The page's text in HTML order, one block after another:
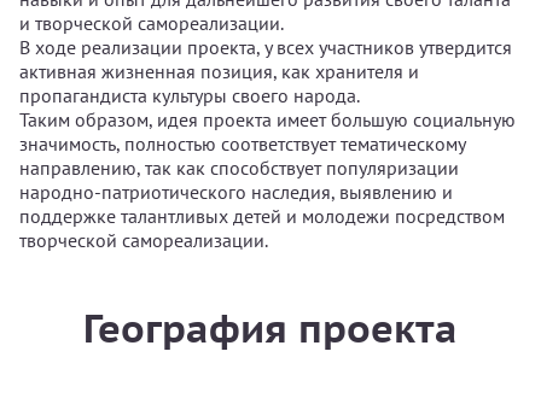
и творческой самореализации.
В ходе реализации проекта, у всех участников утвердится
активная жизненная позиция, как хранителя и
пропагандиста культуры своего народа.
Таким образом, идея проекта имеет большую социальную
значимость, полностью соответствует тематическому
направлению, так как способствует популяризации
народно-патриотического наследия, выявлению и
поддержке талантливых детей и молодежи посредством
творческой самореализации.
География проекта